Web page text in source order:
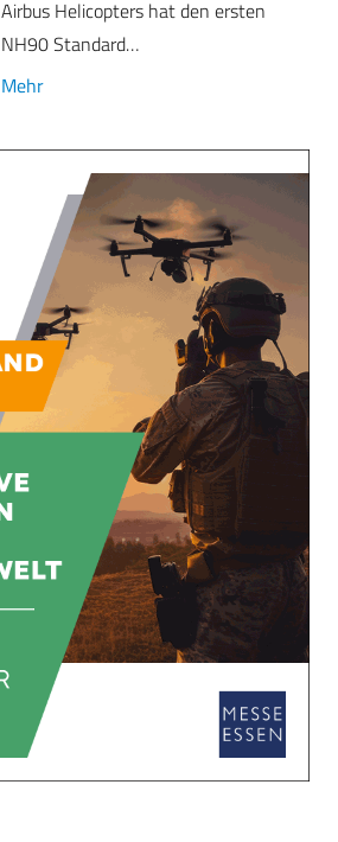
Airbus Helicopters hat den ersten
NH90 Standard…
Mehr